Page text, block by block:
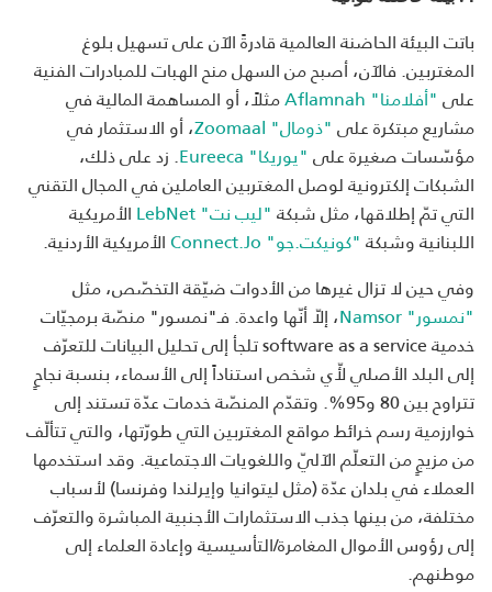
باتت البيئة الحاضنة العالمية قادرةً الآن على تسهيل بلوغ
المغتربين. فالآن، أصبح من السهل منح الهبات للمبادرات الفنية
على"أفلامنا" Aflamnah
مثلاً، أو المساهمة المالية في
مشاريع مبتكرة على"ذومال" Zoomaal
، أو الاستثمار في
مؤسّسات صغيرة على"يوريكا" Eureeca
. زد على ذلك،
الشبكات إلكترونية لوصل المغتربين العاملين في المجال التقني
التي تمّ إطلاقها، مثل شبكة"ليب نت" LebNet
الأمريكية
اللبنانية وشبكة"كونيكت.جو" Connect.Jo
الأمريكية الأردنية.
وفي حين لا تزال غيرها من الأدوات ضيّقة التخصّص، مثل
"نمسور" Namsor
، إلاّ أنّها واعدة. فـ"نمسور" منصّة برمجيّات
خدمية software as a service تلجأ إلى تحليل البيانات للتعرّف
إلى البلد الأصلي لأّي شخص استناداً إلى الأسماء، بنسبة نجاحٍ
تتراوح بين 80 و95%. وتقدّم المنصّة خدمات عدّة تستند إلى
خوارزمية رسم خرائط مواقع المغتربين التي طورّتها، والتي تتألّف
من مزيجٍ من التعلّم الآليّ واللغويات الاجتماعية. وقد استخدمها
العملاء في بلدان عدّة (مثل ليتوانيا وإيرلندا وفرنسا) لأسباب
مختلفة، من بينها جذب الاستثمارات الأجنبية المباشرة والتعرّف
إلى رؤوس الأموال المغامرة/التأسيسية وإعادة العلماء إلى
موطنهم.